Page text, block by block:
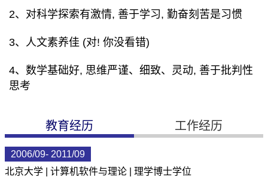
2、 对科学探索有激情, 善于学习, 勤奋刻苦是习惯
3、 人文素养佳 (对! 你没看错)
4、 数学基础好, 思维严谨、细致、灵动, 善于批判性
思考
教育经历 工作经历
2006/09- 2011/09
北京大学 | 计算机软件与理论 | 理学博士学位